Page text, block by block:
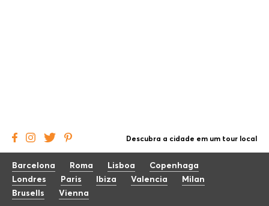
Descubra a cidade em um tour local
Barcelona Roma Lisboa
Copenhaga
Londres
Paris Ibiza Valencia
Milan
Brusells
Vienna